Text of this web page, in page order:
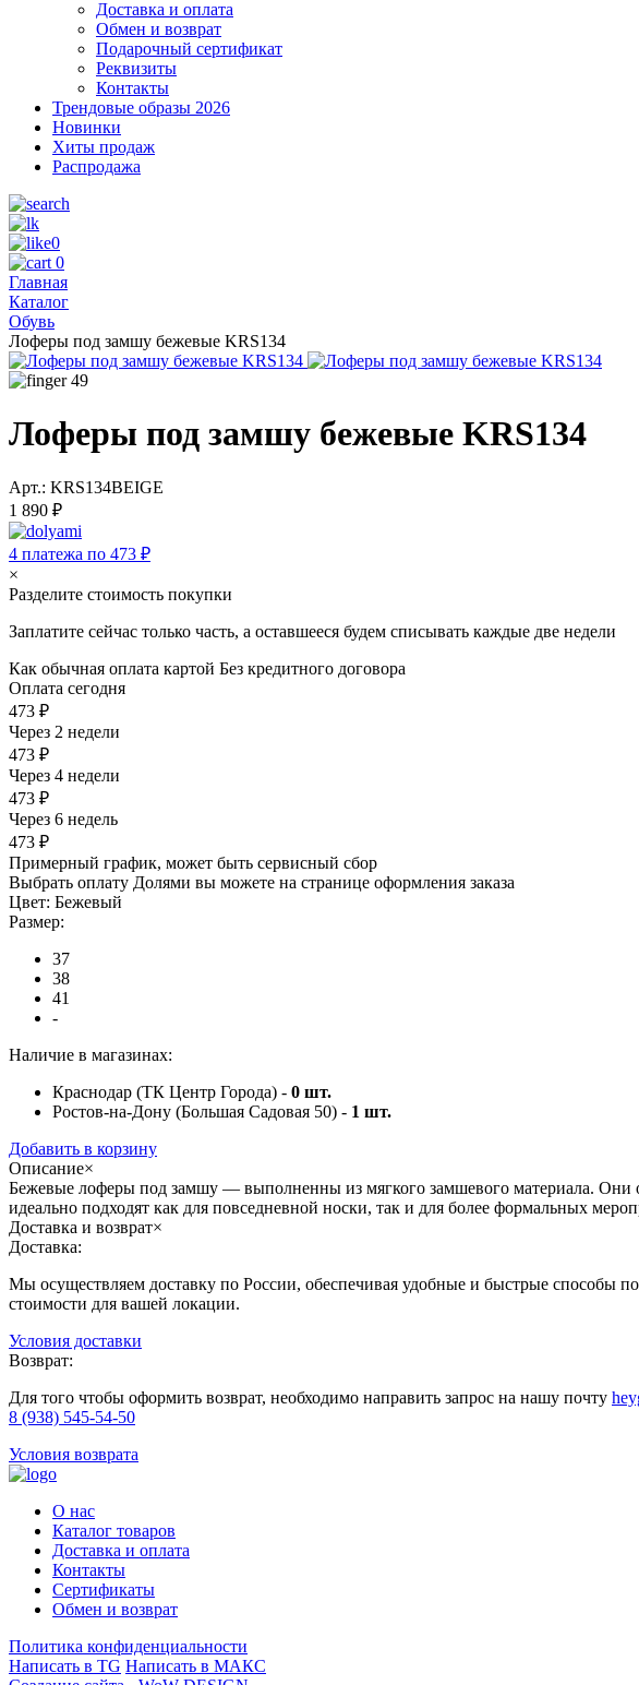
Доставка и оплата
Обмен и возврат
Подарочный сертификат
Реквизиты
Контакты
Трендовые образы 2026
Новинки
Хиты продаж
Распродажа
0
0
Главная
Каталог
Обувь
Лоферы под замшу бежевые KRS134
49
Лоферы под замшу бежевые KRS134
Арт.: KRS134BEIGE
1 890 ₽
4 платежа по 473 ₽
×
Разделите стоимость покупки
Заплатите сейчас только часть, а оставшееся будем списывать каждые две недели
Как обычная оплата картой Без кредитного договора
Оплата сегодня
473 ₽
Через 2 недели
473 ₽
Через 4 недели
473 ₽
Через 6 недель
473 ₽
Примерный график, может быть сервисный сбор
Выбрать оплату Долями вы можете на странице оформления заказа
Цвет: Бежевый
Размер:
37
38
41
-
Наличие в магазинах:
Краснодар (ТК Центр Города) - 0 шт.
Ростов-на-Дону (Большая Садовая 50) - 1 шт.
Добавить в корзину
Описание×
Бежевые лоферы под замшу — выполненны из мягкого замшевого материала. Они
идеально подходят как для повседневной носки, так и для более формальных
Доставка и возврат×
Доставка:
Мы осуществляем доставку по России, обеспечивая удобные и быстрые способы
стоимости для вашей локации.
Условия доставки
Возврат:
Для того чтобы оформить возврат, необходимо направить запрос на нашу почту
8 (938) 545-54-50
Условия возврата
О нас
Каталог товаров
Доставка и оплата
Контакты
Сертификаты
Обмен и возврат
Политика конфиденциальности
Написать в TG Написать в МАКС